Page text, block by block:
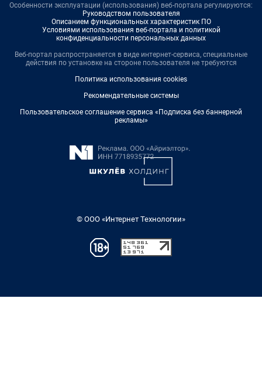
Особенности эксплуатации (использования) веб-портала регулируются:
Руководством пользователя
Описанием функциональных характеристик ПО
Условиями использования веб-портала и политикой
конфиденциальности персональных данных
Веб-портал распространяется в виде интернет-сервиса, специальные
действия по установке на стороне пользователя не требуются
Политика использования cookies
Рекомендательные системы
Пользовательское соглашение сервиса «Подписка без баннерной
рекламы»
© ООО «Интернет Технологии»